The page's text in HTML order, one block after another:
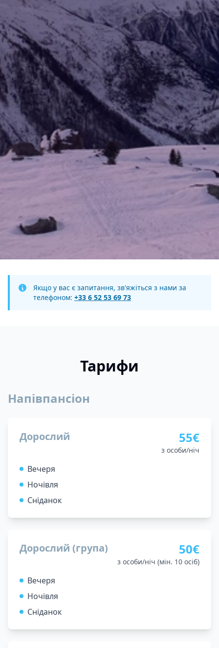
Якщо у вас є запитання, зв'яжіться з нами за
телефоном: +33 6 52 53 69 73
Тарифи
Напівпансіон
Дорослий 55€
з особи/ніч
Вечеря
Ночівля
Сніданок
Дорослий (група) 50€
з особи/ніч (мін. 10 осіб)
Вечеря
Ночівля
Сніданок